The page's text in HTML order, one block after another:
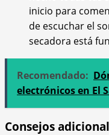
inicio para
de escuchar el
secadora está
Recomendado:
electrónicos en El
Consejos